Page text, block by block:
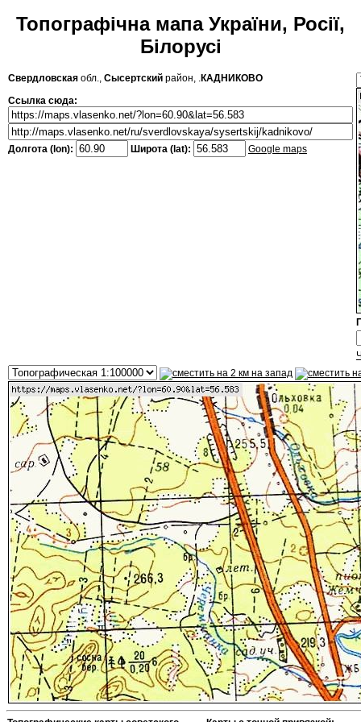
Топографічна мапа України, Росії,
Білорусі
Свердловская обл., Сысертский район, .КАДНИКОВО
Ссылка сюда:
Долгота (lon): Широта (lat): Google maps